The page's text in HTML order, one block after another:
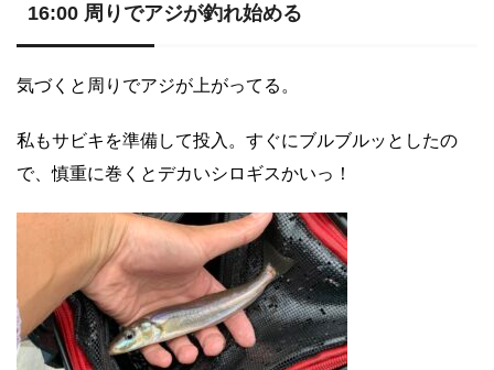
16:00 周りでアジが釣れ始める
気づくと周りでアジが上がってる。
私もサビキを準備して投入。すぐにブルブルッとしたの
で、慎重に巻くとデカいシロギスかいっ！